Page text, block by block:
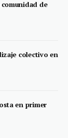
de
colectivo en
en primer